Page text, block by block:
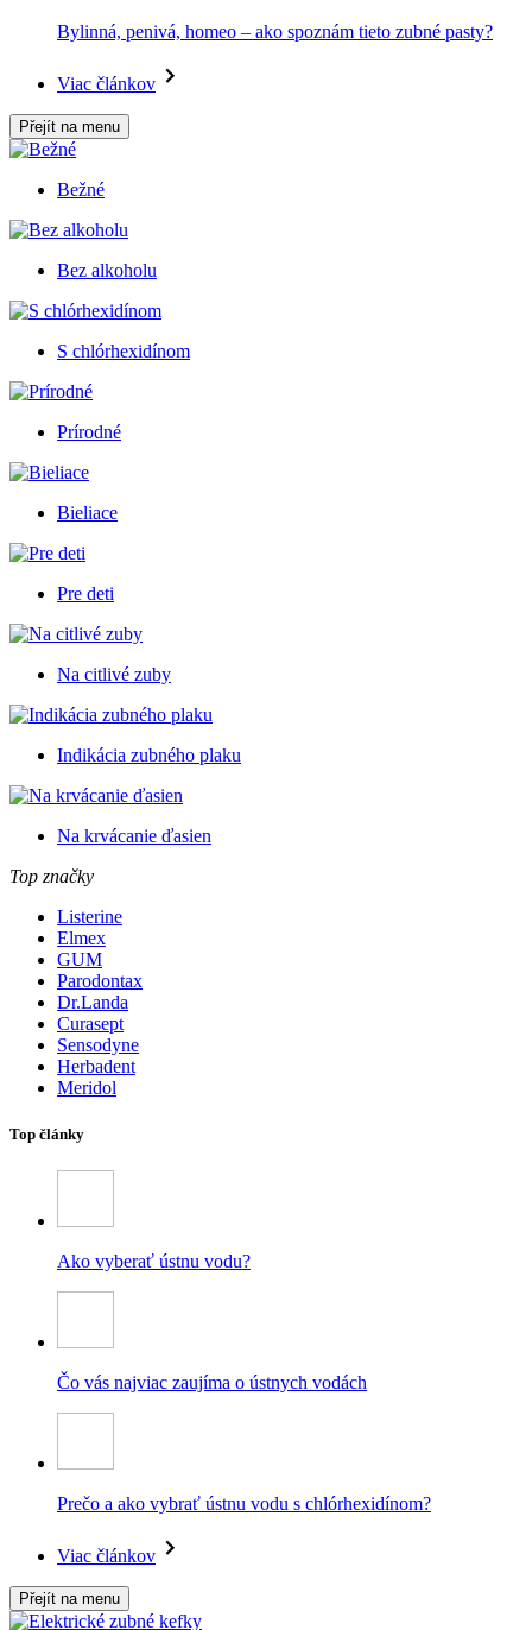
Bylinná, penivá, homeo – ako spoznám tieto zubné pasty?
Viac článkov
Přejít na menu
Bežné
Bez alkoholu
S chlórhexidínom
Prírodné
Bieliace
Pre deti
Na citlivé zuby
Indikácia zubného plaku
Na krvácanie ďasien
Top značky
Listerine
Elmex
GUM
Parodontax
Dr.Landa
Curasept
Sensodyne
Herbadent
Meridol
Top články
Ako vyberať ústnu vodu?
Čo vás najviac zaujíma o ústnych vodách
Prečo a ako vybrať ústnu vodu s chlórhexidínom?
Viac článkov
Přejít na menu